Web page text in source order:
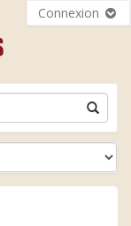
Connexion